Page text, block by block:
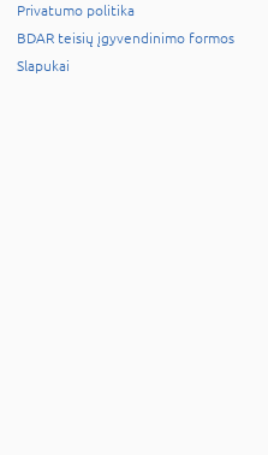
Privatumo politika
BDAR teisių įgyvendinimo formos
Slapukai